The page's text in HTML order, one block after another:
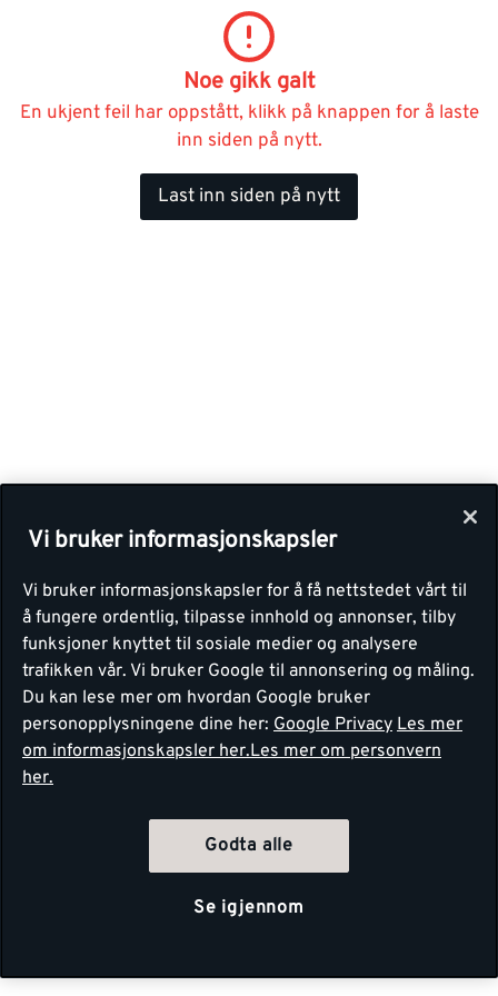
Noe gikk galt
En ukjent feil har oppstått, klikk på knappen for å laste
inn siden på nytt.
Last inn siden på nytt
Vi bruker informasjonskapsler
Vi bruker informasjonskapsler for å få nettstedet vårt til
å fungere ordentlig, tilpasse innhold og annonser, tilby
funksjoner knyttet til sosiale medier og analysere
trafikken vår. Vi bruker Google til annonsering og måling.
Du kan lese mer om hvordan Google bruker
personopplysningene dine her: Google Privacy Les mer
om informasjonskapsler her.Les mer om personvern
her.
Godta alle
Se igjennom